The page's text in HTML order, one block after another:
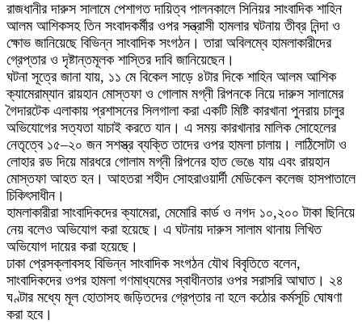
রাজধানীর দারুস সালামে পেশাগত দায়িত্ব পালনকালে সিনিয়র সাংবাদিক শাহিন
আলম আশিকসহ তিন সংবাদকর্মীর ওপর সন্ত্রাসী হামলার ঘটনায় তীব্র নিন্দা ও
ক্ষোভ জানিয়েছে বিভিন্ন সাংবাদিক সংগঠন। তারা অবিলম্বে হামলাকারীদের
গ্রেপ্তার ও দৃষ্টান্তমূলক শাস্তির দাবি জানিয়েছেন।
ঘটনা সূত্রে জানা যায়, ১১ মে বিকেল সাড়ে ৪টার দিকে শাহিন আলম আশিক
ক্যামেরাম্যান রায়হান মোস্তফা ও গোলাম মগ্নী রিপনকে নিয়ে দারুস সালামের
গৈদারটেক এলাকায় প্রশাসনের সিলগালা করা একটি মিষ্টি কারখানা পুনরায় চালুর
অভিযোগের সত্যতা যাচাই করতে যান। এ সময় কারখানার মালিক সোহেলের
নেতৃত্বে ১৫–২০ জন সশস্ত্র ব্যক্তি তাদের ওপর হামলা চালায়। লাঠিসোটা ও
লোহার রড দিয়ে মারধরে গোলাম মগ্নী রিপনের হাত ভেঙে যায় এবং রায়হান
মোস্তফা আহত হন। আহতরা শহীদ সোহরাওয়ার্দী মেডিকেল কলেজ হাসপাতালে
চিকিৎসাধীন।
হামলাকারীরা সাংবাদিকদের ক্যামেরা, মেমোরি কার্ড ও নগদ ১০,২০০ টাকা ছিনিয়ে
নেয় বলেও অভিযোগ করা হয়েছে। এ ঘটনায় দারুস সালাম থানায় লিখিত
অভিযোগ দায়ের করা হয়েছে।
ঢাকা প্রেসক্লাবসহ বিভিন্ন সাংবাদিক সংগঠন যৌথ বিবৃতিতে বলেন,
সাংবাদিকদের ওপর হামলা গণমাধ্যমের স্বাধীনতার ওপর সরাসরি আঘাত। ২৪
ঘণ্টার মধ্যে মূল হোতাসহ জড়িতদের গ্রেপ্তার না হলে কঠোর কর্মসূচি ঘোষণা
করা হবে।